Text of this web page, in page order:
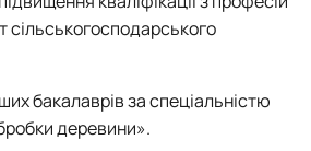
сільськогосподарського
бакалаврів за спеціальністю
деревини».